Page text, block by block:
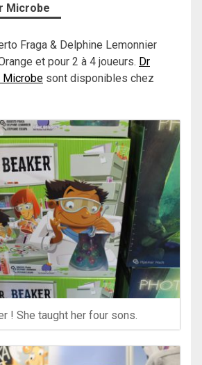
Microbe
Fraga & Delphine Lemonnier
et pour 2 à 4 joueurs. Dr
Microbe sont disponibles chez
! She taught her four sons.